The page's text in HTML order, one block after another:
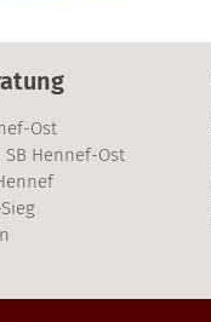
Ost
Hennef-Ost